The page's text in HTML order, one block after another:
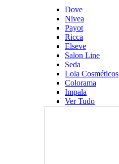
Dove
Nivea
Payot
Ricca
Elseve
Salon Line
Seda
Lola Cosméticos
Colorama
Impala
Ver Tudo